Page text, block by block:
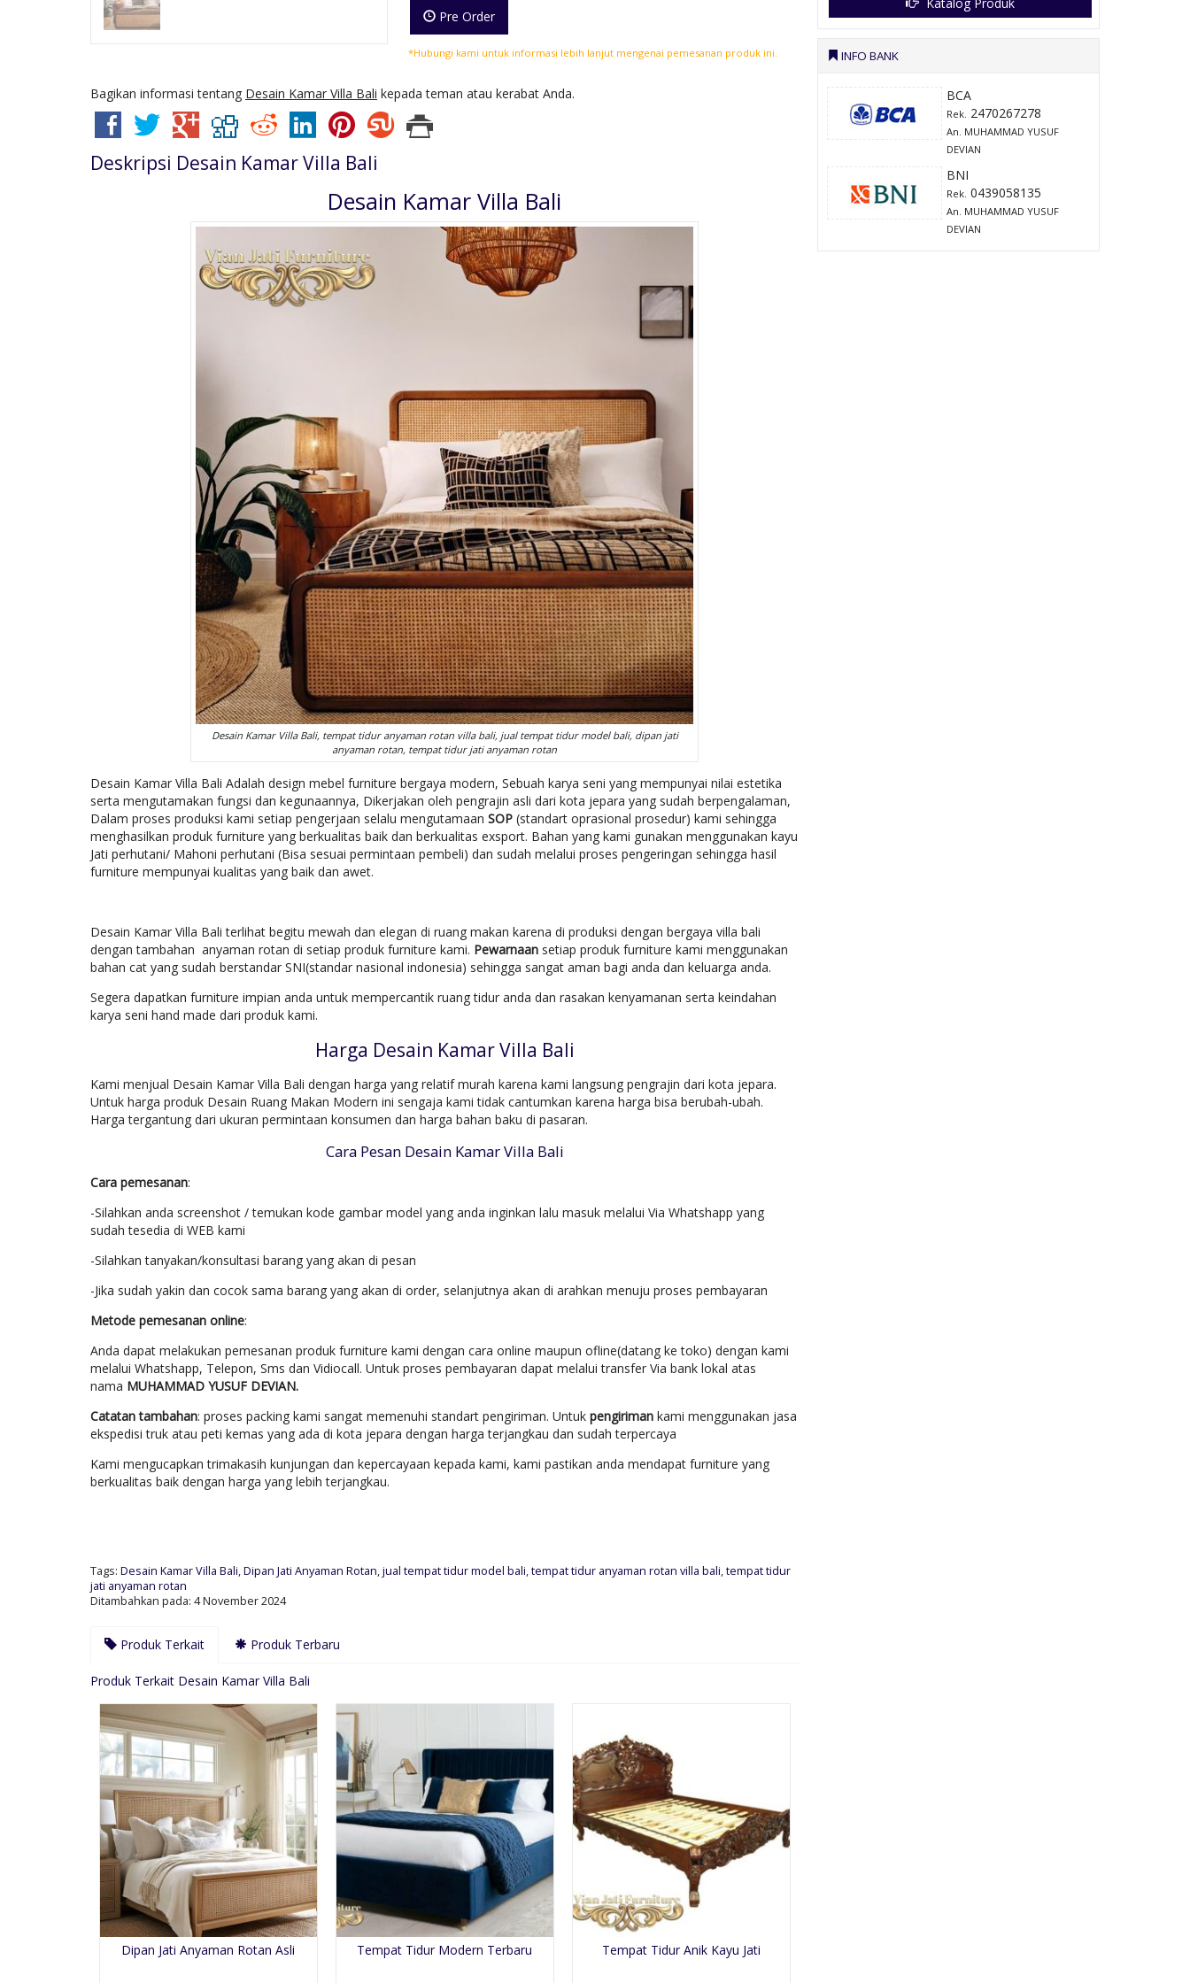
Pre Order
*Hubungi kami untuk informasi lebih lanjut mengenai pemesanan produk ini.
Bagikan informasi tentang Desain Kamar Villa Bali kepada teman atau kerabat Anda.
Deskripsi Desain Kamar Villa Bali
Desain Kamar Villa Bali
Desain Kamar Villa Bali, tempat tidur anyaman rotan villa bali, jual tempat tidur model bali, dipan jati
anyaman rotan, tempat tidur jati anyaman rotan
Desain Kamar Villa Bali Adalah design mebel furniture bergaya modern, Sebuah karya seni yang mempunyai nilai estetika
serta mengutamakan fungsi dan kegunaannya, Dikerjakan oleh pengrajin asli dari kota jepara yang sudah berpengalaman,
Dalam proses produksi kami setiap pengerjaan selalu mengutamaan SOP (standart oprasional prosedur) kami sehingga
menghasilkan produk furniture yang berkualitas baik dan berkualitas exsport. Bahan yang kami gunakan menggunakan kayu
Jati perhutani/ Mahoni perhutani (Bisa sesuai permintaan pembeli) dan sudah melalui proses pengeringan sehingga hasil
furniture mempunyai kualitas yang baik dan awet.
Desain Kamar Villa Bali terlihat begitu mewah dan elegan di ruang makan karena di produksi dengan bergaya villa bali
dengan tambahan anyaman rotan di setiap produk furniture kami. Pewarnaan setiap produk furniture kami menggunakan
bahan cat yang sudah berstandar SNI(standar nasional indonesia) sehingga sangat aman bagi anda dan keluarga anda.
Segera dapatkan furniture impian anda untuk mempercantik ruang tidur anda dan rasakan kenyamanan serta keindahan
karya seni hand made dari produk kami.
Harga Desain Kamar Villa Bali
Kami menjual Desain Kamar Villa Bali dengan harga yang relatif murah karena kami langsung pengrajin dari kota jepara.
Untuk harga produk Desain Ruang Makan Modern ini sengaja kami tidak cantumkan karena harga bisa berubah-ubah.
Harga tergantung dari ukuran permintaan konsumen dan harga bahan baku di pasaran.
Cara Pesan Desain Kamar Villa Bali
Cara pemesanan:
-Silahkan anda screenshot / temukan kode gambar model yang anda inginkan lalu masuk melalui Via Whatshapp yang
sudah tesedia di WEB kami
-Silahkan tanyakan/konsultasi barang yang akan di pesan
-Jika sudah yakin dan cocok sama barang yang akan di order, selanjutnya akan di arahkan menuju proses pembayaran
Metode pemesanan online:
Anda dapat melakukan pemesanan produk furniture kami dengan cara online maupun ofline(datang ke toko) dengan kami
melalui Whatshapp, Telepon, Sms dan Vidiocall. Untuk proses pembayaran dapat melalui transfer Via bank lokal atas
nama MUHAMMAD YUSUF DEVIAN.
Catatan tambahan: proses packing kami sangat memenuhi standart pengiriman. Untuk pengiriman kami menggunakan jasa
ekspedisi truk atau peti kemas yang ada di kota jepara dengan harga terjangkau dan sudah terpercaya
Kami mengucapkan trimakasih kunjungan dan kepercayaan kepada kami, kami pastikan anda mendapat furniture yang
berkualitas baik dengan harga yang lebih terjangkau.
Tags: Desain Kamar Villa Bali,Dipan Jati Anyaman Rotan,jual tempat tidur model bali,tempat tidur anyaman rotan villa bali,tempat tidur
jati anyaman rotan
Ditambahkan pada: 4 November 2024
Produk Terkait Produk Terbaru
Produk Terkait Desain Kamar Villa Bali
Dipan Jati Anyaman Rotan Asli Tempat Tidur Modern Terbaru Tempat Tidur Anik Kayu Jati
INFO BANK
BCA
Rek. 2470267278
An. MUHAMMAD YUSUF
DEVIAN
BNI
Rek. 0439058135
An. MUHAMMAD YUSUF
DEVIAN